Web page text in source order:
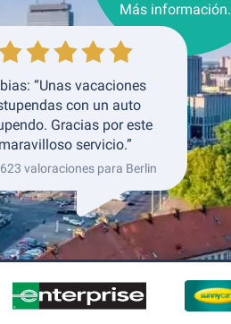
Más información.
“Unas vacaciones
con un auto
Gracias por este
maravilloso servicio.”
valoraciones para Berlin